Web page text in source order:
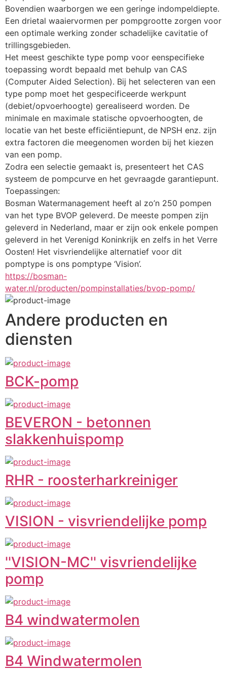
Bovendien waarborgen we een geringe indompeldiepte.
Een drietal waaiervormen per pompgrootte zorgen voor
een optimale werking zonder schadelijke cavitatie of
trillingsgebieden.
Het meest geschikte type pomp voor eenspecifieke
toepassing wordt bepaald met behulp van CAS
(Computer Aided Selection). Bij het selecteren van een
type pomp moet het gespecificeerde werkpunt
(debiet/opvoerhoogte) gerealiseerd worden. De
minimale en maximale statische opvoerhoogten, de
locatie van het beste efficiëntiepunt, de NPSH enz. zijn
extra factoren die meegenomen worden bij het kiezen
van een pomp.
Zodra een selectie gemaakt is, presenteert het CAS
systeem de pompcurve en het gevraagde garantiepunt.
Toepassingen:
Bosman Watermanagement heeft al zo’n 250 pompen
van het type BVOP geleverd. De meeste pompen zijn
geleverd in Nederland, maar er zijn ook enkele pompen
geleverd in het Verenigd Koninkrijk en zelfs in het Verre
Oosten! Het visvriendelijke alternatief voor dit
pomptype is ons pomptype ‘Vision’.
https://bosman-
water.nl/producten/pompinstallaties/bvop-pomp/
Andere producten en
diensten
BCK-pomp
BEVERON - betonnen
slakkenhuispomp
RHR - roosterharkreiniger
VISION - visvriendelijke pomp
''VISION-MC'' visvriendelijke
pomp
B4 windwatermolen
B4 Windwatermolen